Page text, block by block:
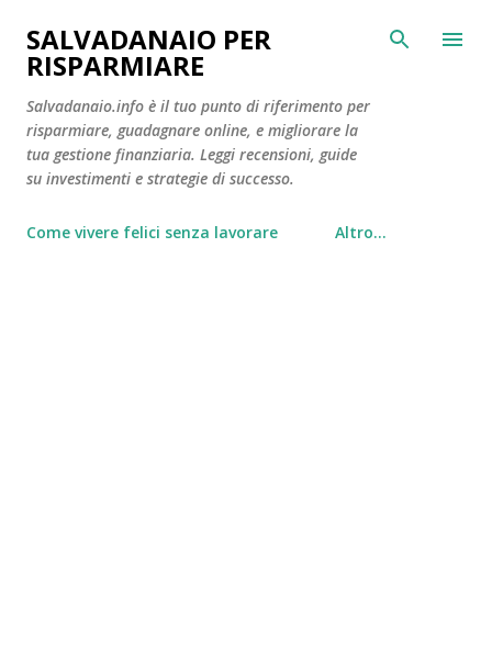
Passa ai contenuti principali
SALVADANAIO PER
RISPARMIARE
Salvadanaio.info è il tuo punto di riferimento per
risparmiare, guadagnare online, e migliorare la
tua gestione finanziaria. Leggi recensioni, guide
su investimenti e strategie di successo.
Come vivere felici senza lavorare Altro…